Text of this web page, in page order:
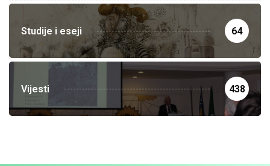
Studije i eseji 64
Vijesti 438